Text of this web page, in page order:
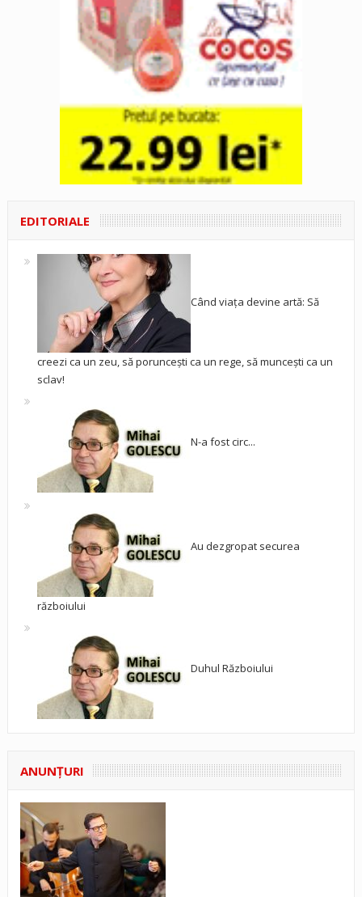
EDITORIALE
Când viața devine artă: Să
creezi ca un zeu, să poruncești ca un rege, să muncești ca un
sclav!
N-a fost circ...
Au dezgropat securea
războiului
Duhul Războiului
ANUNŢURI